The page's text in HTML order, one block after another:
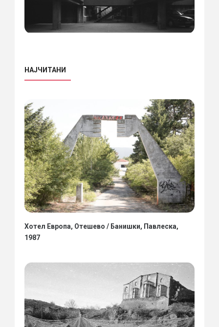
НАЈЧИТАНИ
Хотел Европа, Отешево / Банишки, Павлеска,
1987